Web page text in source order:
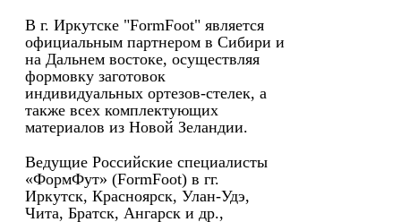
В г. Иркутске "FormFoot" является
официальным партнером в Сибири и
на Дальнем востоке, осуществляя
формовку заготовок
индивидуальных ортезов-стелек, а
также всех комплектующих
материалов из Новой Зеландии.
Ведущие Российские специалисты
«ФормФут» (FormFoot) в гг.
Иркутск, Красноярск, Улан-Удэ,
Чита, Братск, Ангарск и др.,